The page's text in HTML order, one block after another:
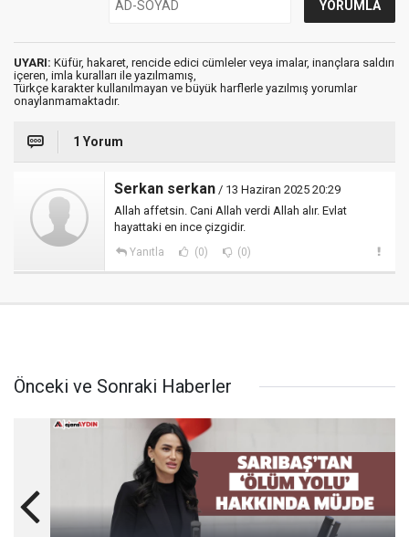
UYARI: Küfür, hakaret, rencide edici cümleler veya imalar, inançlara saldırı
içeren, imla kuralları ile yazılmamış,
Türkçe karakter kullanılmayan ve büyük harflerle yazılmış yorumlar
onaylanmamaktadır.
1 Yorum
Serkan serkan / 13 Haziran 2025 20:29
Allah affetsin. Cani Allah verdi Allah alır. Evlat
hayattaki en ince çizgidir.
Yanıtla (0) (0)
Önceki ve Sonraki Haberler